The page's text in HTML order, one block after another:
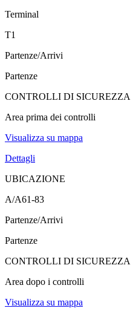
Terminal
T1
Partenze/Arrivi
Partenze
CONTROLLI DI SICUREZZA
Area prima dei controlli
Visualizza su mappa
Dettagli
UBICAZIONE
A/A61-83
Partenze/Arrivi
Partenze
CONTROLLI DI SICUREZZA
Area dopo i controlli
Visualizza su mappa